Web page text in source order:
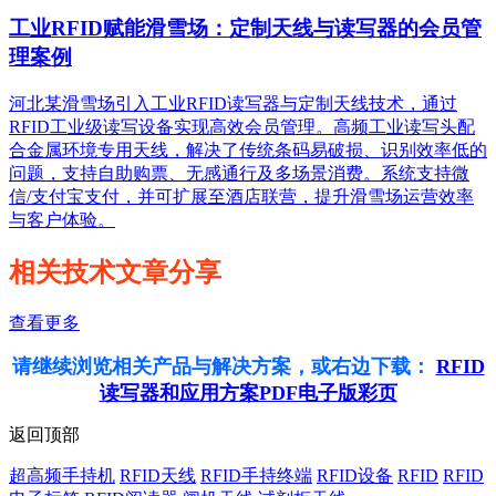
工业RFID赋能滑雪场：定制天线与读写器的会员管
理案例
河北某滑雪场引入工业RFID读写器与定制天线技术，通过
RFID工业级读写设备实现高效会员管理。高频工业读写头配
合金属环境专用天线，解决了传统条码易破损、识别效率低的
问题，支持自助购票、无感通行及多场景消费。系统支持微
信/支付宝支付，并可扩展至酒店联营，提升滑雪场运营效率
与客户体验。
相关技术文章分享
查看更多
请继续浏览相关产品与解决方案，或右边下载： RFID
读写器和应用方案PDF电子版彩页
返回顶部
超高频手持机 RFID天线 RFID手持终端 RFID设备 RFID RFID